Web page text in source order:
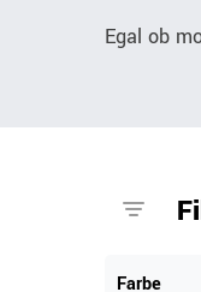
Egal ob
Farbe